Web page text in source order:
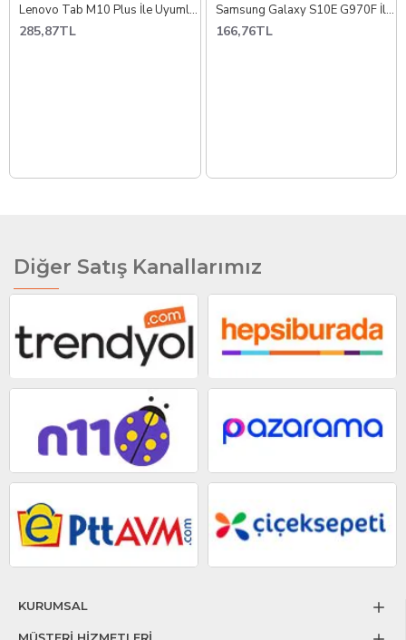
Lenovo Tab M10 Plus İle Uyumlu Ara Film Flex TB-125 TB-128
285,87TL
Samsung Galaxy S10E G970F İle Uyumlu Yan Ses Film Flex
166,76TL
Diğer Satış Kanallarımız
KURUMSAL